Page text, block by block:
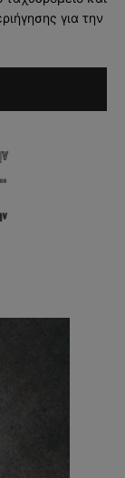
για την